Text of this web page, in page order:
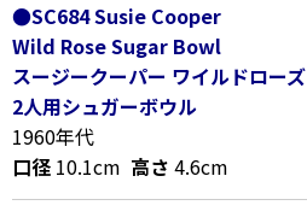
●SC684 Susie Cooper
Wild Rose Sugar Bowl
スージークーパー ワイルドローズ
2人用シュガーボウル
1960年代
口径 10.1cm 高さ 4.6cm